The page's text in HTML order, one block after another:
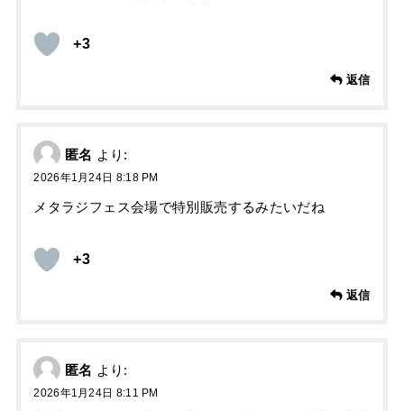
+3
返信
匿名 より:
2026年1月24日 8:18 PM
メタラジフェス会場で特別販売するみたいだね
+3
返信
匿名 より:
2026年1月24日 8:11 PM